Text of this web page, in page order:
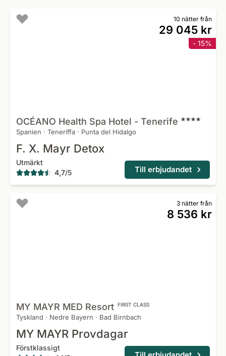
10 nätter från
29 045 kr
- 15%
OCÉANO Health Spa Hotel - Tenerife
Spanien · Teneriffa · Punta del Hidalgo
F. X. Mayr Detox
Utmärkt
4,7/5 Till erbjudandet
3 nätter från
8 536 kr
MY MAYR MED Resort FIRST CLASS
Tyskland · Nedre Bayern · Bad Birnbach
MY MAYR Provdagar
Förstklassigt